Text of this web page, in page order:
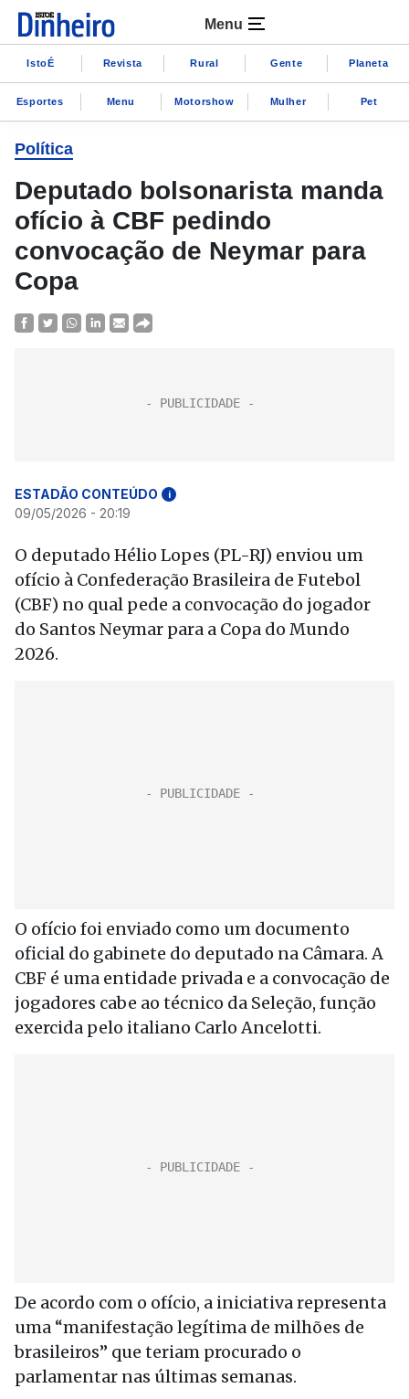
Menu
IstoÉ Revista Rural Gente Planeta
Esportes Menu Motorshow Mulher Pet
Política
Deputado bolsonarista manda
ofício à CBF pedindo
convocação de Neymar para
Copa
ESTADÃO CONTEÚDO i
09/05/2026 - 20:19
O deputado Hélio Lopes (PL-RJ) enviou um
ofício à Confederação Brasileira de Futebol
(CBF) no qual pede a convocação do jogador
do Santos Neymar para a Copa do Mundo
2026.
O ofício foi enviado como um documento
oficial do gabinete do deputado na Câmara. A
CBF é uma entidade privada e a convocação de
jogadores cabe ao técnico da Seleção, função
exercida pelo italiano Carlo Ancelotti.
De acordo com o ofício, a iniciativa representa
uma “manifestação legítima de milhões de
brasileiros” que teriam procurado o
parlamentar nas últimas semanas.